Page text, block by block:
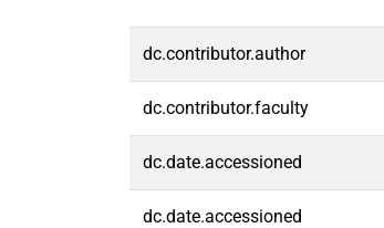
dc.contributor.author
dc.contributor.faculty
dc.date.accessioned
dc.date.accessioned